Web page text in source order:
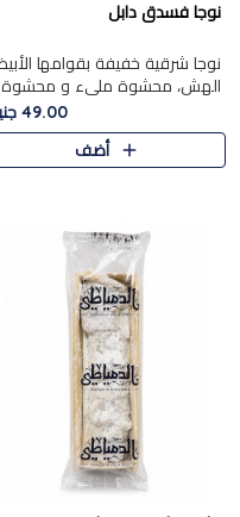
نوجا فسدق دابل
نوجا شرقية خفيفة بقوامها
الهش، محشوة مليء و محشوة
بـكمية وفيرة من الفستق الفاخر
لتمنحك نكهة مكسرات غنية
وقرمشة مميزة في كل قطعة و
49.00 جنيه
أضف